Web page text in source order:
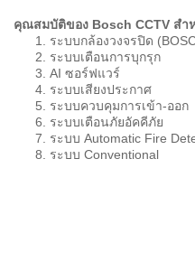
คุณสมบัติของ Bosch CCTV ส
ระบบกล้องวงจรปิด
ระบบเตือนการบุกรุก
AI ซอร์ฟแวร์
ระบบเสียงประกาศ
ระบบควบคุมการเข้า-ออก
ระบบเตือนภัยอัคคีภัย
ระบบ Automatic Fire
ระบบ Conventional